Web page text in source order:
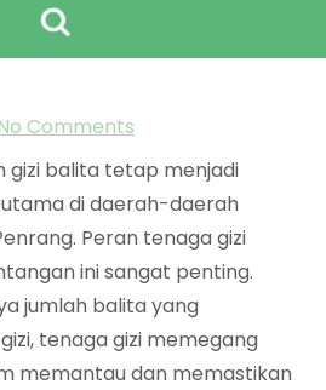
Kecamatan Penrang
Comments
gizi balita tetap menjadi
di daerah-daerah
Peran tenaga gizi
ini sangat penting.
jumlah balita yang
tenaga gizi memegang
memantau dan memastikan